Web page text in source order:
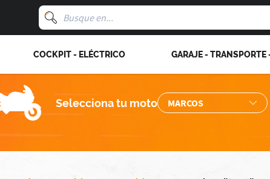
COCKPIT - ELÉCTRICO GARAJE - TRANSPORTE
Selecciona tu moto